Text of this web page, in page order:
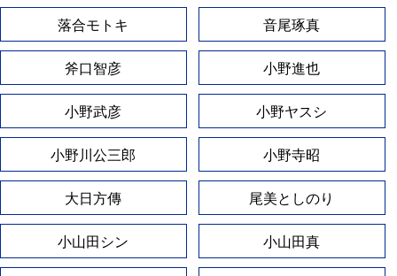
落合モトキ 音尾琢真
斧口智彦 小野進也
小野武彦 小野ヤスシ
小野川公三郎 小野寺昭
大日方傳 尾美としのり
小山田シン 小山田真